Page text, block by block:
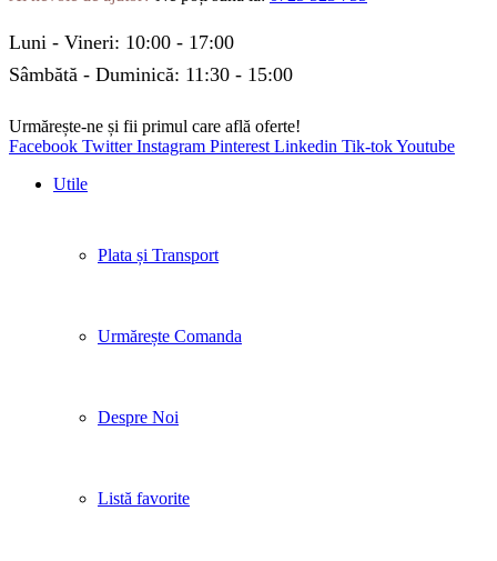
Luni - Vineri: 10:00 - 17:00
Sâmbătă - Duminică: 11:30 - 15:00
Urmărește-ne și fii primul care află oferte!
Facebook Twitter Instagram Pinterest Linkedin Tik-tokYoutube
Utile
Plata și Transport
Urmărește Comanda
Despre Noi
Listă favorite